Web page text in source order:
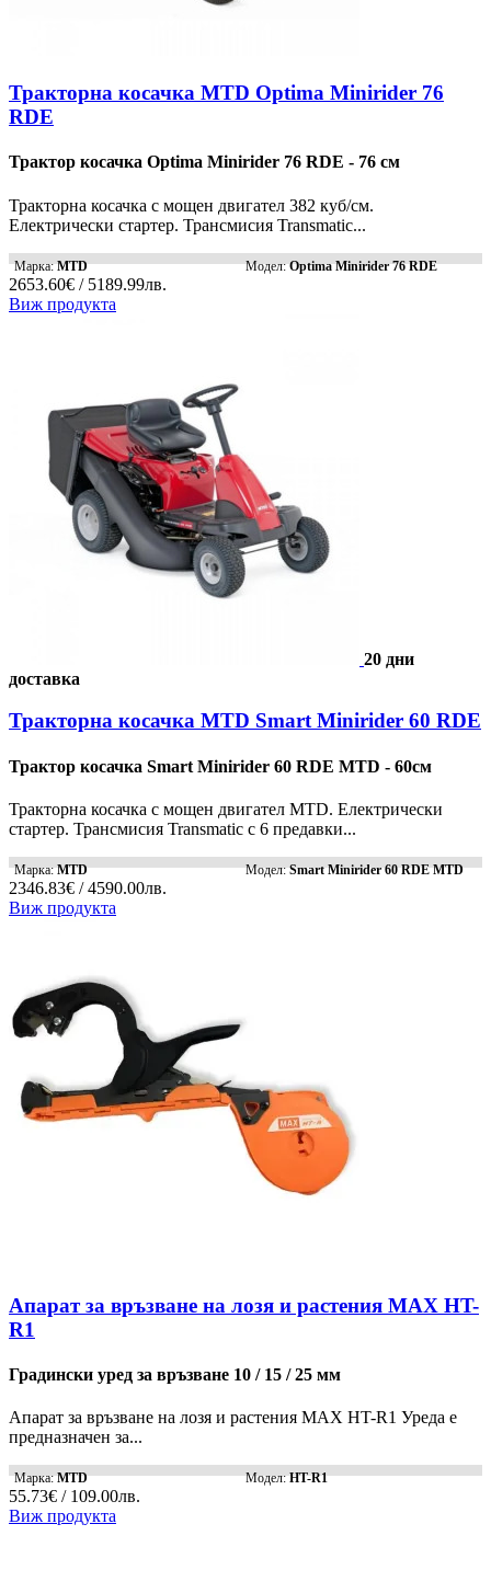
Тракторна косачка MTD Optima Minirider 76
RDE
Трактор косачка Optima Minirider 76 RDE - 76 см
Тракторна косачка с мощен двигател 382 куб/см.
Електрически стартер. Трансмисия Transmatic...
Марка:MTD Модел:Optima Minirider 76 RDE
2653.60€ / 5189.99лв.
Виж продукта
20 дни
доставка
Тракторна косачка MTD Smart Minirider 60 RDE
Трактор косачка Smart Minirider 60 RDЕ MTD - 60см
Тракторна косачка с мощен двигател MTD. Електрически
стартер. Трансмисия Transmatic с 6 предавки...
Марка:MTD Модел:Smart Minirider 60 RDЕ MTD
2346.83€ / 4590.00лв.
Виж продукта
Апарат за връзване на лозя и растения MAX HT-
R1
Градински уред за връзване 10 / 15 / 25 мм
Апарат за връзване на лозя и растения MAX HT-R1 Уреда е
предназначен за...
Марка:MTD Модел:HT-R1
55.73€ / 109.00лв.
Виж продукта